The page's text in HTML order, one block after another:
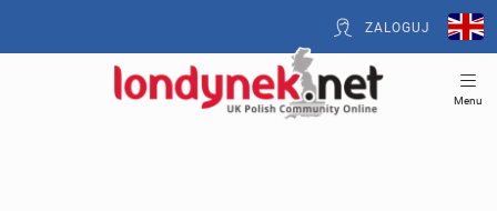
ZALOGUJ
Menu